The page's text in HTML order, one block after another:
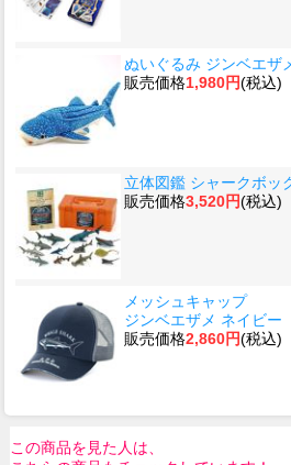
ぬいぐるみ ジンベエザ
販売価格1,980円(税込)
立体図鑑 シャークボッ
販売価格3,520円(税込)
メッシュキャップ
ジンベエザメ ネイビー
販売価格2,860円(税込)
この商品を見た人は、